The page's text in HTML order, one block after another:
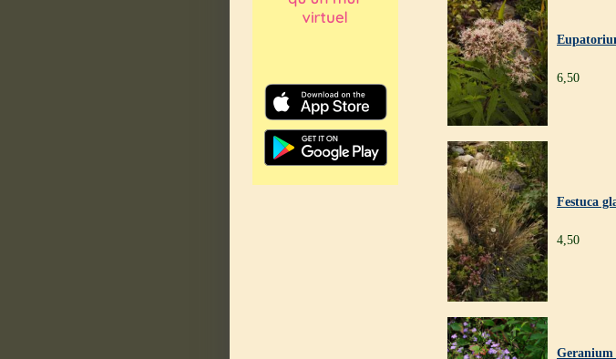
6,50
Festuca
4,50
Geranium